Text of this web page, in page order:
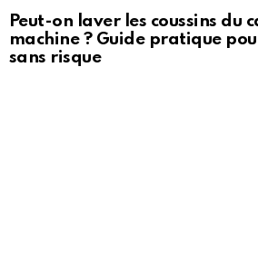
Peut-on laver les coussins du
machine ? Guide pratique
sans risque